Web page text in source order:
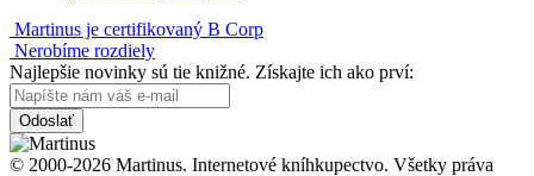
Martinus je certifikovaný B Corp
Nerobíme rozdiely
Najlepšie novinky sú tie knižné. Získajte ich ako prví:
Odoslať
© 2000-2026 Martinus. Internetové kníhkupectvo. Všetky práva